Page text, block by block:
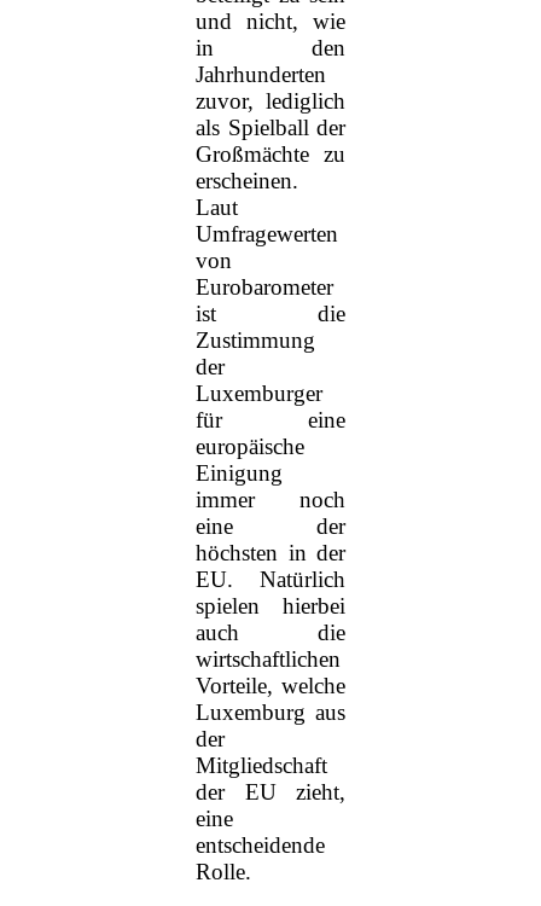
und nicht, wie
in den
Jahrhunderten
zuvor, lediglich
als Spielball der
Großmächte zu
erscheinen.
Laut
Umfragewerten
von
Eurobarometer
ist die
Zustimmung
der
Luxemburger
für eine
europäische
Einigung
immer noch
eine der
höchsten in der
EU. Natürlich
spielen hierbei
auch die
wirtschaftlichen
Vorteile, welche
Luxemburg aus
der
Mitgliedschaft
der EU zieht,
eine
entscheidende
Rolle.